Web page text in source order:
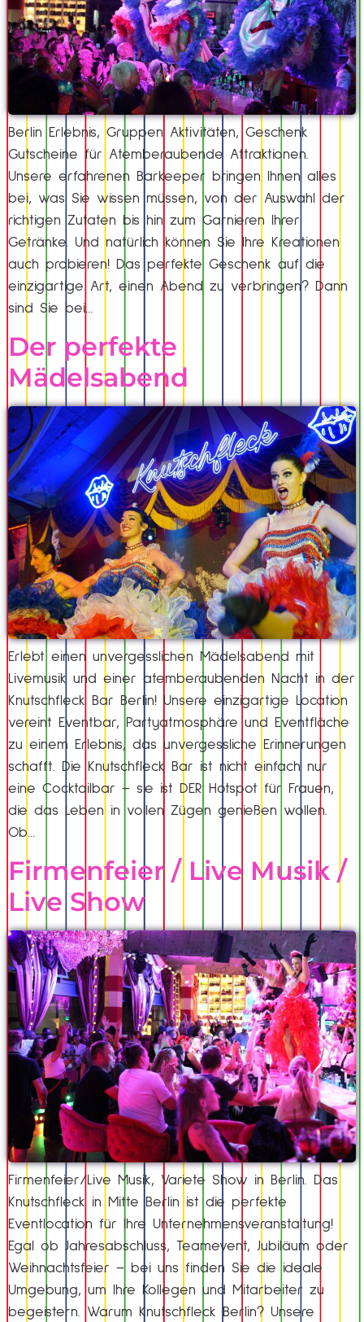
Berlin Erlebnis, Gruppen Aktivitäten, Geschenk
Gutscheine für Atemberaubende Attraktionen.
Unsere erfahrenen Barkeeper bringen Ihnen alles
bei, was Sie wissen müssen, von der Auswahl der
richtigen Zutaten bis hin zum Garnieren Ihrer
Getränke. Und natürlich können Sie Ihre Kreationen
auch probieren! Das perfekte Geschenk auf die
einzigartige Art, einen Abend zu verbringen? Dann
sind Sie bei…
Der perfekte
Mädelsabend
Erlebt einen unvergesslichen Mädelsabend mit
Livemusik und einer atemberaubenden Nacht in der
Knutschfleck Bar Berlin! Unsere einzigartige Location
vereint Eventbar, Partyatmosphäre und Eventfläche
zu einem Erlebnis, das unvergessliche Erinnerungen
schafft. Die Knutschfleck Bar ist nicht einfach nur
eine Cocktailbar – sie ist DER Hotspot für Frauen,
die das Leben in vollen Zügen genießen wollen.
Ob…
Firmenfeier / Live Musik /
Live Show
Firmenfeier/Live Musik, Variete Show in Berlin. Das
Knutschfleck in Mitte Berlin ist die perfekte
Eventlocation für Ihre Unternehmensveranstaltung!
Egal ob Jahresabschluss, Teamevent, Jubiläum oder
Weihnachtsfeier – bei uns finden Sie die ideale
Umgebung, um Ihre Kollegen und Mitarbeiter zu
begeistern. Warum Knutschfleck Berlin? Unsere